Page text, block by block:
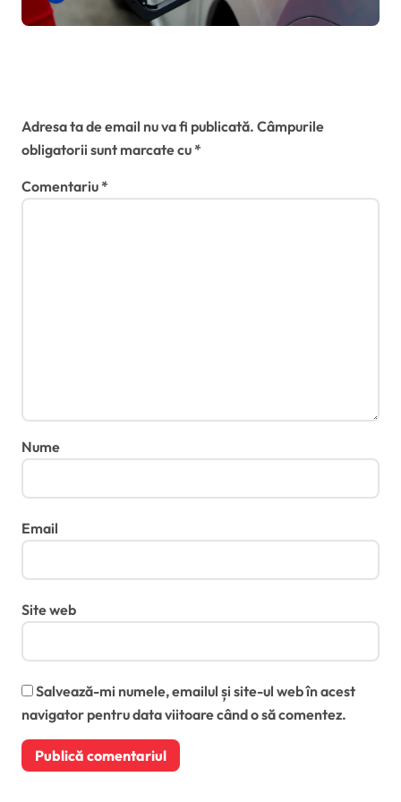
măsurile de urgență valabile
Adresa ta de email nu va fi publicată. Câmpurile
obligatorii sunt marcate cu*
Comentariu*
Nume
Email
Site web
Salvează-mi numele, emailul și site-ul web în acest
navigator pentru data viitoare când o să comentez.